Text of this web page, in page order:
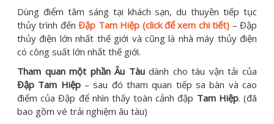
Dùng điểm tâm sáng tại khách sạn, du thuyền tiếp tục
thủy trình đến Đập Tam Hiệp (click để xem chi tiết) – Đập
thủy điện lớn nhất thế giới và cũng là nhà máy thủy điện
có công suất lớn nhất thế giới.
Tham quan một phần Âu Tàudành cho tàu vận tải của
Đập Tam Hiệp– sau đó tham quan tiếp sa bàn và cao
điểm của Đập để nhìn thấy toàn cảnh đập Tam Hiệp. (đã
bao gồm vé trải nghiệm âu tàu)